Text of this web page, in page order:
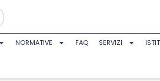
NORMATIVE FAQ SERVIZI